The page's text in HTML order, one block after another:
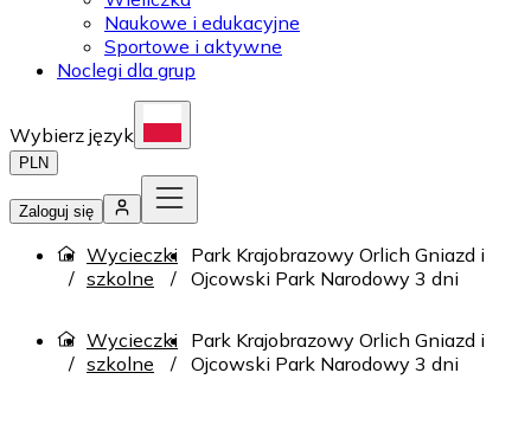
Naukowe i edukacyjne
Sportowe i aktywne
Noclegi dla grup
Wybierz język
PLN
Zaloguj się
Wycieczki
szkolne
Park Krajobrazowy Orlich Gniazd i
Ojcowski Park Narodowy 3 dni
Wycieczki
szkolne
Park Krajobrazowy Orlich Gniazd i
Ojcowski Park Narodowy 3 dni